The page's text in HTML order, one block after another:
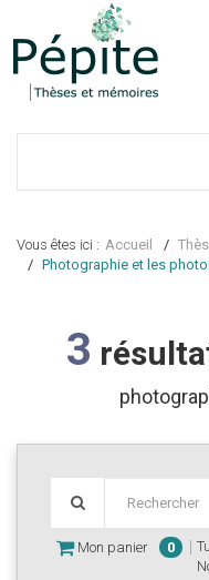
Vous êtes ici : Accueil
Photographie et les
3
Mon panier 0